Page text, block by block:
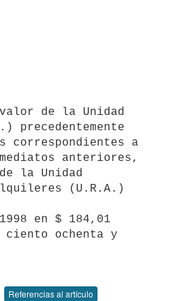
de la Unidad
precedentemente
correspondientes a
anteriores,
la Unidad
(U.R.A.)
en $ 184,01
ciento ochenta y
Referencias al artículo